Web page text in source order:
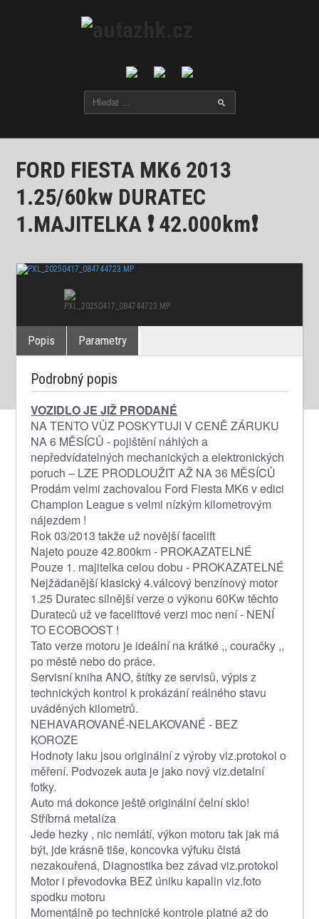
FORD FIESTA MK6 2013
1.25/60kw DURATEC
1.MAJITELKA ❗ 42.000km❗
Popis Parametry
Podrobný popis
VOZIDLO JE JIŽ PRODANÉ
NA TENTO VŮZ POSKYTUJI V CENĚ ZÁRUKU
NA 6 MĚSÍCŮ - pojištění náhlých a
nepředvídatelných mechanických a elektronických
poruch – LZE PRODLOUŽIT AŽ NA 36 MĚSÍCŮ
Prodám velmi zachovalou Ford Fiesta MK6 v edici
Champion League s velmi nízkým kilometrovým
nájezdem !
Rok 03/2013 takže už novější facelift
Najeto pouze 42.800km - PROKAZATELNÉ
Pouze 1. majitelka celou dobu - PROKAZATELNÉ
Nejžádanější klasický 4.válcový benzínový motor
1.25 Duratec silnější verze o výkonu 60Kw těchto
Durateců už ve faceliftové verzi moc není - NENÍ
TO ECOBOOST !
Tato verze motoru je ideální na krátké ,, couračky ,,
po městě nebo do práce.
Servisní kniha ANO, štítky ze servisů, výpis z
technických kontrol k prokázání reálného stavu
uváděných kilometrů.
NEHAVAROVANÉ-NELAKOVANÉ - BEZ
KOROZE
Hodnoty laku jsou originální z výroby viz.protokol o
měření. Podvozek auta je jako nový viz.detalní
fotky.
Auto má dokonce ještě originální čelní sklo!
Stříbrná metalíza
Jede hezky , nic nemlátí, výkon motoru tak jak má
být, jde krásně tiše, koncovka výfuku čistá
nezakouřená, Diagnostika bez závad viz.protokol
Motor i převodovka BEZ úniku kapalin viz.foto
spodku motoru
Momentálně po technické kontrole platné až do